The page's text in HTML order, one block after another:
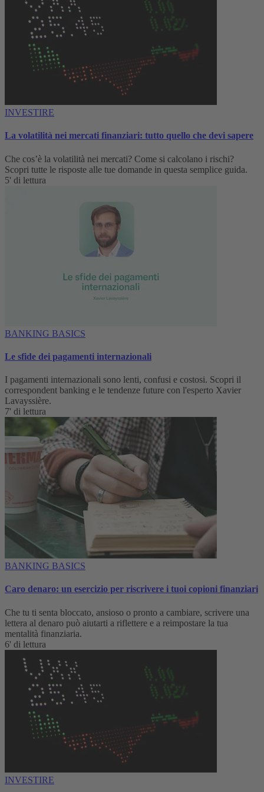
INVESTIRE
La volatilità nei mercati finanziari: tutto quello che devi sapere
Che cos’è la volatilità nei mercati? Come si calcolano i rischi?
Scopri tutte le risposte alle tue domande in questa semplice guida.
5' di lettura
BANKING BASICS
Le sfide dei pagamenti internazionali
I pagamenti internazionali sono lenti, confusi e costosi. Scopri il
correspondent banking e le tendenze future con l'esperto Xavier
Lavayssière.
7' di lettura
BANKING BASICS
Caro denaro: un esercizio per riscrivere i tuoi copioni finanziari
Che tu ti senta bloccato, ansioso o pronto a cambiare, scrivere una
lettera al denaro può aiutarti a riflettere e a reimpostare la tua
mentalità finanziaria.
6' di lettura
INVESTIRE